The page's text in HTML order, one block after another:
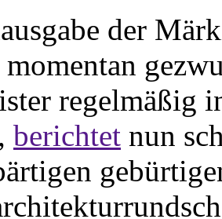
der
regelmäßig
berichtet nun